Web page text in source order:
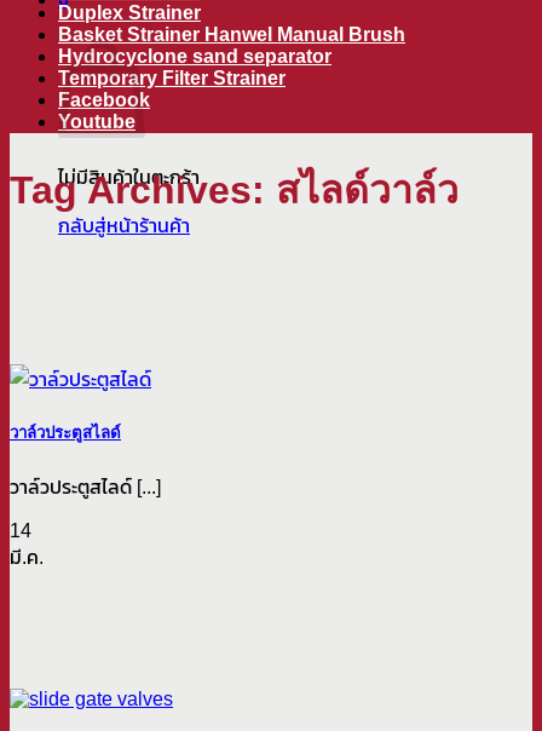
ตะกร้าสินค้า
ไม่มีสินค้าในตะกร้า
กลับสู่หน้าร้านค้า
Duplex Strainer
Basket Strainer Hanwel Manual Brush
Hydrocyclone sand separator
Temporary Filter Strainer
Facebook
Youtube
Tag Archives: สไลด์วาล์ว
วาล์วประตูสไลด์
วาล์วประตูสไลด์ [...]
14
มี.ค.